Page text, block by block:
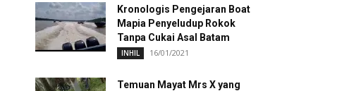
Kronologis Pengejaran Boat
Mapia Penyeludup Rokok
Tanpa Cukai Asal Batam
INHIL 16/01/2021
Temuan Mayat Mrs X yang